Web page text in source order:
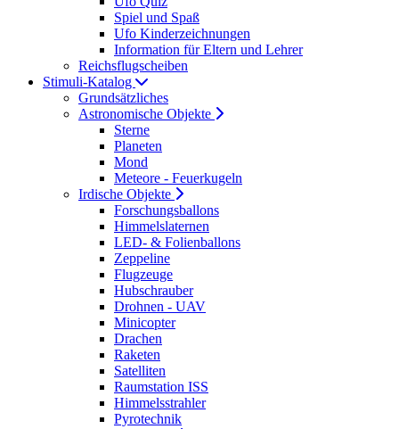
Spiel und Spaß
Ufo Kinderzeichnungen
Information für Eltern und Lehrer
Reichsflugscheiben
Stimuli-Katalog
Grundsätzliches
Astronomische Objekte
Sterne
Planeten
Mond
Meteore - Feuerkugeln
Irdische Objekte
Forschungsballons
Himmelslaternen
LED- & Folienballons
Zeppeline
Flugzeuge
Hubschrauber
Drohnen - UAV
Minicopter
Drachen
Raketen
Satelliten
Raumstation ISS
Himmelsstrahler
Pyrotechnik